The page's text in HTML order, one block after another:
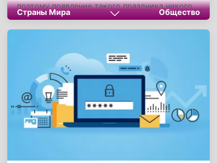
поэтому появление такого праздника никого
не удивляет. А еще праздник отражает
проблему бездомных животных, поэтому он
неконтролируемого размножения и
обеспечение комфортных условий
существования.
Страны Мира Общество